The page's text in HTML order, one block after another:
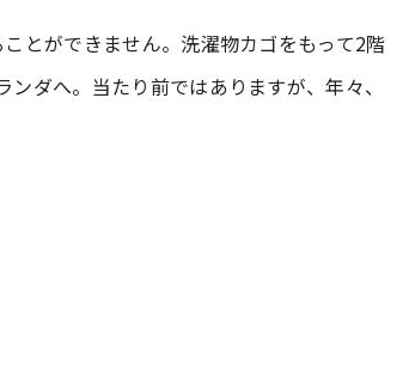
とができません。洗濯物カゴをもって2階
ダへ。当たり前ではありますが、年々、